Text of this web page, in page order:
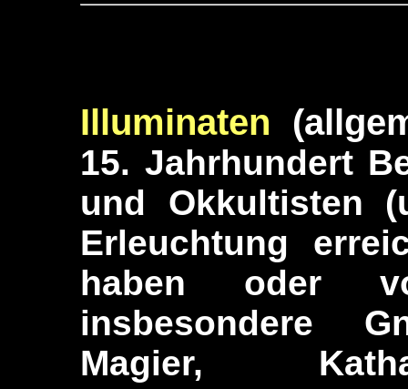
Illuminaten
15. Jahrhundert
und Okkultisten
Erleuchtung
haben oder
insbesondere
Magier,